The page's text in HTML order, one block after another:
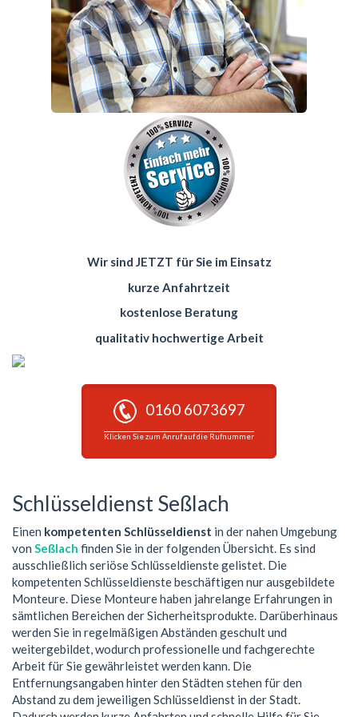
Wir sind JETZT für Sie im Einsatz
kurze Anfahrtzeit
kostenlose Beratung
qualitativ hochwertige Arbeit
0160 6073697
Klicken Sie zum Anruf auf die Rufnummer
Schlüsseldienst Seßlach
Einen kompetenten Schlüsseldienst in der nahen Umgebung
von Seßlach finden Sie in der folgenden Übersicht. Es sind
ausschließlich seriöse Schlüsseldienste gelistet. Die
kompetenten Schlüsseldienste beschäftigen nur ausgebildete
Monteure. Diese Monteure haben jahrelange Erfahrungen in
sämtlichen Bereichen der Sicherheitsprodukte. Darüberhinaus
werden Sie in regelmäßigen Abständen geschult und
weitergebildet, wodurch professionelle und fachgerechte
Arbeit für Sie gewährleistet werden kann. Die
Entfernungsangaben hinter den Städten stehen für den
Abstand zu dem jeweiligen Schlüsseldienst in der Stadt.